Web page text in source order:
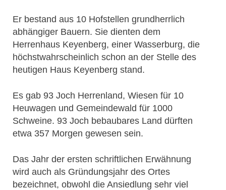
Er bestand aus 10 Hofstellen grundherrlich
abhängiger Bauern. Sie dienten dem
Herrenhaus Keyenberg, einer Wasserburg, die
höchstwahrscheinlich schon an der Stelle des
heutigen Haus Keyenberg stand.
Es gab 93 Joch Herrenland, Wiesen für 10
Heuwagen und Gemeindewald für 1000
Schweine. 93 Joch bebaubares Land dürften
etwa 357 Morgen gewesen sein.
Das Jahr der ersten schriftlichen Erwähnung
wird auch als Gründungsjahr des Ortes
bezeichnet, obwohl die Ansiedlung sehr viel